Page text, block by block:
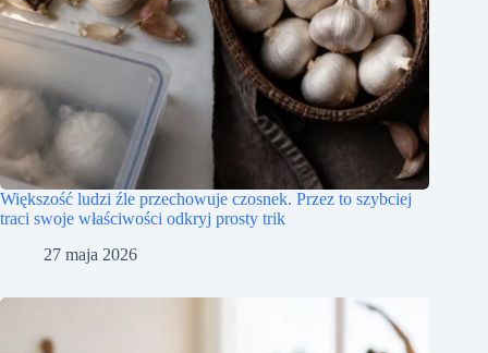
Większość ludzi źle przechowuje czosnek. Przez to szybciej
traci swoje właściwości odkryj prosty trik
27 maja 2026